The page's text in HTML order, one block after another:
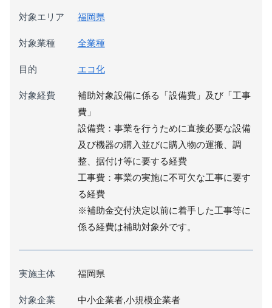
対象エリア 福岡県
対象業種 全業種
目的 エコ化
対象経費
補助対象設備に係る「設備費」及び「工事
費」
設備費：事業を行うために直接必要な設備
及び機器の購入並びに購入物の運搬、調
整、据付け等に要する経費
工事費：事業の実施に不可欠な工事に要す
る経費
※補助金交付決定以前に着手した工事等に
係る経費は補助対象外です。
実施主体 福岡県
対象企業 中小企業者,小規模企業者